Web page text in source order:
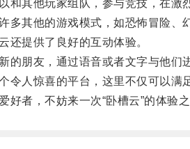
其他玩家组队，参与竞技，在激
其他的游戏模式，如恐怖冒险、
提供了良好的互动体验。
朋友，通过语音或者文字与他们
人惊喜的平台，这里不仅可以满
者，不妨来一次“卧槽云”的体验之